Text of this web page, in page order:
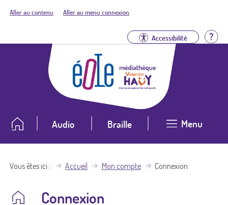
Aller au contenu Aller au menu connexion
Accessibilité
Audio Braille Menu
Vous êtes ici Accueil Mon compte Connexion
Connexion